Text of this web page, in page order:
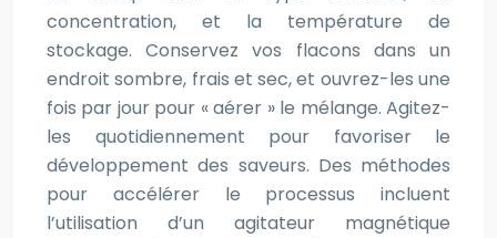
concentration, et la température de
stockage. Conservez vos flacons dans un
endroit sombre, frais et sec, et ouvrez-les une
fois par jour pour « aérer » le mélange. Agitez-
les quotidiennement pour favoriser le
développement des saveurs. Des méthodes
pour accélérer le processus incluent
l’utilisation d’un agitateur magnétique